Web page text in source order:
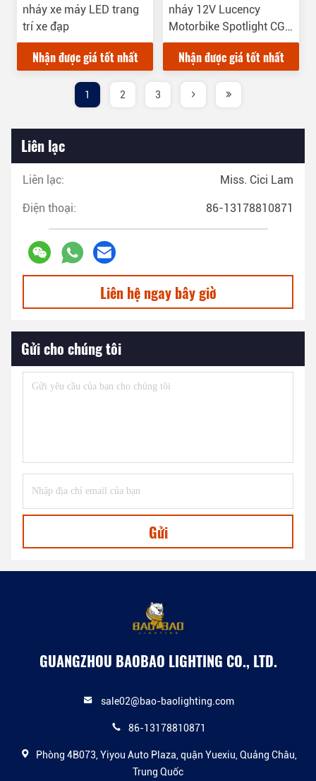
nháy xe máy LED trang
trí xe đạp
Nhận được giá tốt nhất
nháy 12V Lucency
Motorbike Spotlight CG
LED Light Bar
Nhận được giá tốt nhất
1 2 3
Liên lạc
Liên lạc: Miss. Cici Lam
Điện thoại: 86-13178810871
Liên hệ ngay bây giờ
Gửi cho chúng tôi
Gửi
GUANGZHOU BAOBAO LIGHTING CO., LTD.
sale02@bao-baolighting.com
86-13178810871
Phòng 4B073, Yiyou Auto Plaza, quận Yuexiu, Quảng Châu,
Trung Quốc